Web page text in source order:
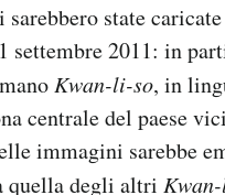
state
settembre 2011: in
Kwan-li-so, in
centrale del paese
immagini sarebbe
quella degli altri